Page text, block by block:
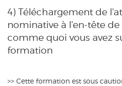
4) Téléchargement de
nominative à l'en-tête
comme quoi vous avez
formation
>> Cette formation est sous